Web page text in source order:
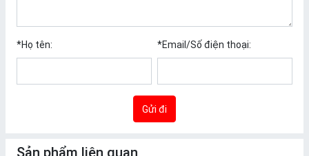
*Họ tên: *Email/Số điện thoại:
Gửi đi
Sản phẩm liên quan